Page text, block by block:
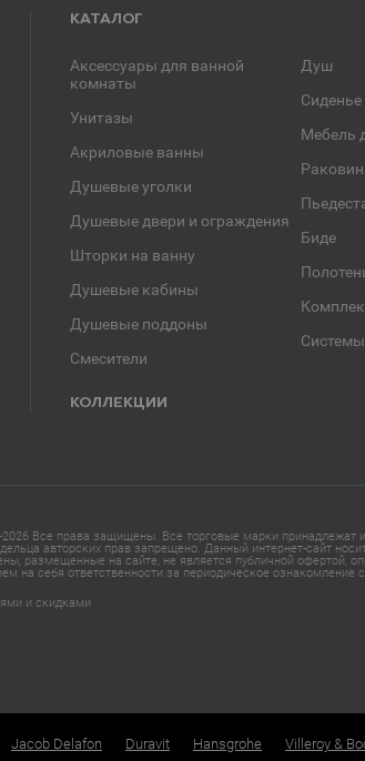
КАТАЛОГ
Аксессуары для ванной
комнаты
Унитазы
Акриловые ванны
Душевые уголки
Душевые двери и ограждения
Шторки на ванну
Душевые кабины
Душевые поддоны
Смесители
Душ
Мебель
Биде
КОЛЛЕКЦИИ
Все права защищены. Все торговые марки принадлежат
авторских прав запрещено. Данный интернет-сайт
размещенные на сайте, не является публичной офертой,
на себя ответственности за периодическое ознакомление с
и скидками
Jacob Delafon Duravit Hansgrohe Villeroy &